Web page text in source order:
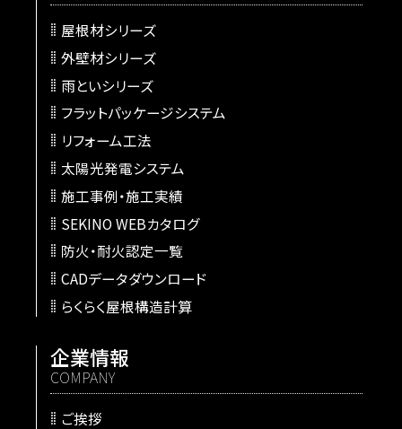
屋根材シリーズ
外壁材シリーズ
雨といシリーズ
フラットパッケージシステム
リフォーム工法
太陽光発電システム
施工事例・施工実績
SEKINO WEBカタログ
防火・耐火認定一覧
CADデータダウンロード
らくらく屋根構造計算
企業情報
COMPANY
ご挨拶